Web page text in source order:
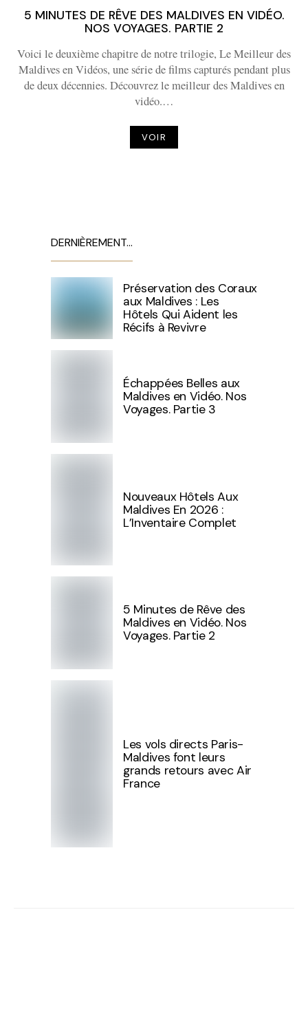
5 MINUTES DE RÊVE DES MALDIVES EN VIDÉO.
NOS VOYAGES. PARTIE 2
Voici le deuxième chapitre de notre trilogie, Le Meilleur des
Maldives en Vidéos, une série de films capturés pendant plus
de deux décennies. Découvrez le meilleur des Maldives en
vidéo.…
VOIR
DERNIÈREMENT…
Préservation des Coraux
aux Maldives : Les
Hôtels Qui Aident les
Récifs à Revivre
Échappées Belles aux
Maldives en Vidéo. Nos
Voyages. Partie 3
Nouveaux Hôtels Aux
Maldives En 2026 :
L’Inventaire Complet
5 Minutes de Rêve des
Maldives en Vidéo. Nos
Voyages. Partie 2
Les vols directs Paris-
Maldives font leurs
grands retours avec Air
France